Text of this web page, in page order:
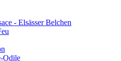
- Elsässer Belchen
Odile